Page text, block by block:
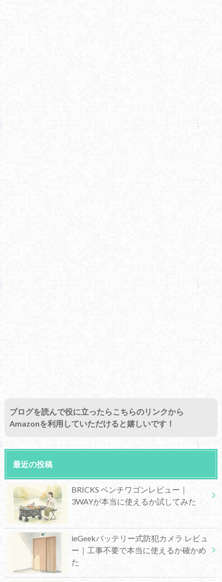
ブログを読んで役に立ったらこちらのリンクから
Amazonを利用していただけると嬉しいです！
最近の投稿
BRICKS ベンチワゴンレビュー｜
3WAYが本当に使えるか試してみた
ieGeekバッテリー式防犯カメラ レビュ
ー｜工事不要で本当に使えるか確かめ
た